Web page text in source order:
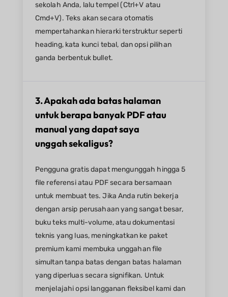
sekolah Anda, lalu tempel (Ctrl+V atau
Cmd+V). Teks akan secara otomatis
mempertahankan hierarki terstruktur seperti
heading, kata kunci tebal, dan opsi pilihan
ganda berbentuk bullet.
3. Apakah ada batas halaman
untuk berapa banyak PDF atau
manual yang dapat saya
unggah sekaligus?
Pengguna gratis dapat mengunggah hingga 5
file referensi atau PDF secara bersamaan
untuk membuat tes. Jika Anda rutin bekerja
dengan arsip perusahaan yang sangat besar,
buku teks multi-volume, atau dokumentasi
teknis yang luas, meningkatkan ke paket
premium kami membuka unggahan file
simultan tanpa batas dengan batas halaman
yang diperluas secara signifikan. Untuk
menjelajahi opsi langganan fleksibel kami dan